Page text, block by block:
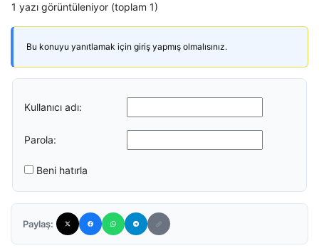
1 yazı görüntüleniyor (toplam 1)
Bu konuyu yanıtlamak için giriş yapmış olmalısınız.
Kullanıcı adı:
Parola:
Beni hatırla
Paylaş: